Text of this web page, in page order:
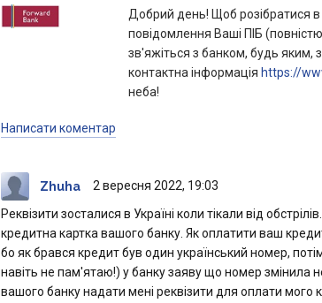
Добрий день! Щоб розібратися в
повідомлення Ваші ПІБ
зв'яжіться з банком, будь
контактна інформація https://
неба!
Написати коментар
Zhuha
2 вересня 2022, 19:03
Реквізити зосталися в Україні коли тікали від
кредитна картка вашого банку. Як оплатити ваш
бо як брався кредит був один український номер,
навіть не пам'ятаю!) у банку заяву що номер змінила
вашого банку надати мені реквізити для оплати